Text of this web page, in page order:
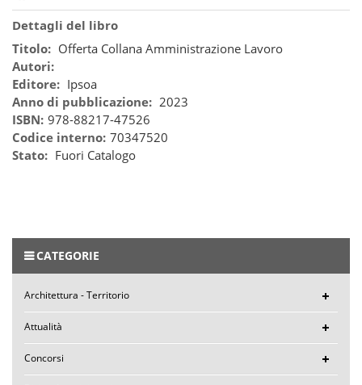
Dettagli del libro
Titolo: Offerta Collana Amministrazione Lavoro
Autori:
Editore: Ipsoa
Anno di pubblicazione: 2023
ISBN: 978-88217-47526
Codice interno: 70347520
Stato: Fuori Catalogo
CATEGORIE
Architettura - Territorio
Attualità
Concorsi